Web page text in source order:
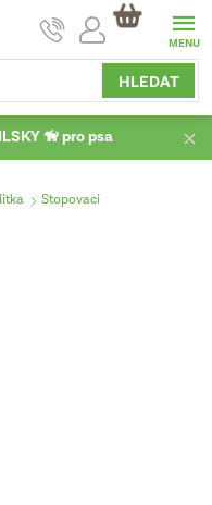
HLEDAT
NÁKUPNÍ
KOŠÍK
🦮 pro psa
Stopovací